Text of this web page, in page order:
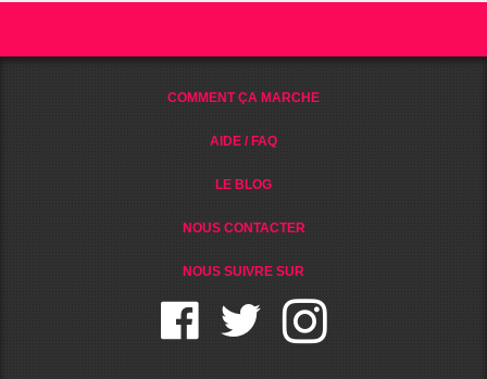
COMMENT ÇA MARCHE
AIDE / FAQ
LE BLOG
NOUS CONTACTER
NOUS SUIVRE SUR